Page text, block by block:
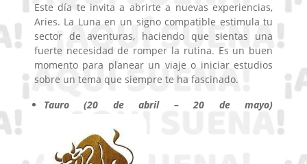
Este día te invita a abrirte a nuevas experiencias,
Aries. La Luna en un signo compatible estimula tu
sector de aventuras, haciendo que sientas una
fuerte necesidad de romper la rutina. Es un buen
momento para planear un viaje o iniciar estudios
sobre un tema que siempre te ha fascinado.
Tauro (20 de abril – 20 de mayo)